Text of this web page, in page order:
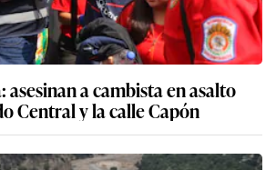
a cambista en asalto
Central y la calle Capón